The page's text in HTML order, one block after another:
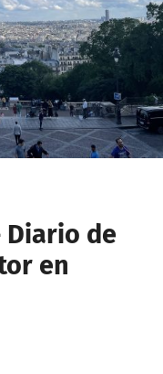
Diario de
en